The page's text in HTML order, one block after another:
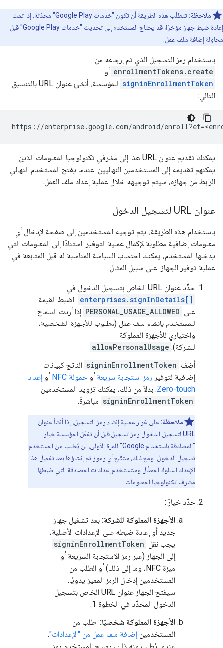
ملاحظة:
تتطلّب هذه الطريقة أن تكون "خدمات Google Play" محدَّثة. إذا تمت
إعادة ضبط جهاز مؤخرًا، قد يحتاج المستخدم إلى تحديث "خدمات Google Play" قبل
محاولة إضافة ملف عمل.
باستخدام رمز التسجيل الذي تم إرجاعه من
enrollmentTokens.create أو
signinEnrollmentToken
للمؤسسة، أنشئ عنوان URL بالتنسيق
التالي:
يمكنك تقديم عنوان URL هذا إلى مشرفي تكنولوجيا المعلومات الذين
يمكنهم تقديمه إلى المستخدمين النهائيين. عندما يفتح المستخدم النهائي
الرابط من جهازه، سيتم توجيهه خلال عملية إعداد ملف العمل.
عنوان URL لتسجيل الدخول
باستخدام هذه الطريقة، يتم توجيه المستخدمين إلى صفحة لإدخال أي
معلومات إضافية مطلوبة لإكمال عملية التوفير. استنادًا إلى المعلومات التي
يدخلها المستخدم، يمكنك احتساب السياسة المناسبة له قبل المتابعة في
عملية توفير الجهاز. على سبيل المثال:
حدِّد عنوان URL الخاص بتسجيل الدخول في
enterprises.signInDetails[] . اضبط القيمة
على PERSONAL_USAGE_ALLOWED إذا أردت السماح
للمستخدم بإنشاء ملف عمل (مطلوب للأجهزة الشخصية،
واختياري للأجهزة المملوكة
للشركة). allowPersonalUsage
أضِف signinEnrollmentToken الناتج كبيانات
إضافية لتوفير رمز استجابة سريعة أو حمولة NFC أو إعداد
Zero-touch. بدلاً من ذلك، يمكنك تزويد المستخدمين
signinEnrollmentToken مباشرةً.
ملاحظة: على غرار عملية إنشاء رمز التسجيل، إذا أنشأ عنوان
URL لتسجيل الدخول رمز تسجيل قبل أن تفعّل المؤسسة خيار
"المصادقة باستخدام Google" للمرة الأولى، لن يُطلب من المستخدم
تسجيل الدخول. ومع ذلك، ستتّبع أي رموز تم إنشاؤها بعد تفعيل هذا
الإعداد السلوك المعدَّل وستستخدم إعدادات المصادقة التي ضبطها
مشرف تكنولوجيا المعلومات.
حدّد خيارًا:
الأجهزة المملوكة للشركة: بعد تشغيل جهاز
جديد أو إعادة ضبطه على الإعدادات الأصلية،
يجب نقل signinEnrollmentToken
إلى الجهاز (عبر رمز الاستجابة السريعة أو
ميزة NFC، وما إلى ذلك) أو الطلب من
المستخدمين إدخال الرمز المميز يدويًا.
سيفتح الجهاز عنوان URL الخاص بتسجيل
الدخول المحدّد في الخطوة 1.
الأجهزة المملوكة شخصيًا: اطلب من
المستخدمين إضافة ملف عمل من "الإعدادات".
عندما يُطلب منه ذلك، يمسح المستخدم رمز